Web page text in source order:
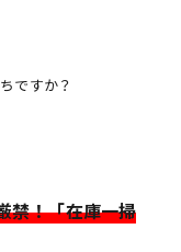
ですか？
禁！「在庫一掃